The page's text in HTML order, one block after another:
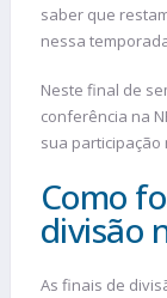
saber que
nessa
Neste final de
conferência na
sua participação
Como
divisão
As finais de